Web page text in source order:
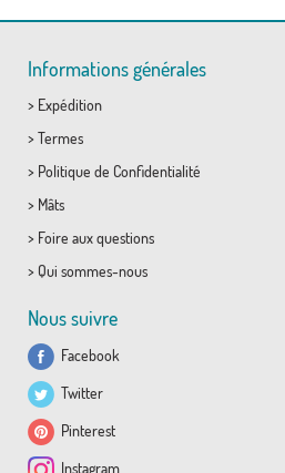
Informations générales
> Expédition
> Termes
> Politique de Confidentialité
> Mâts
> Foire aux questions
> Qui sommes-nous
Nous suivre
Facebook
Twitter
Pinterest
Instagram